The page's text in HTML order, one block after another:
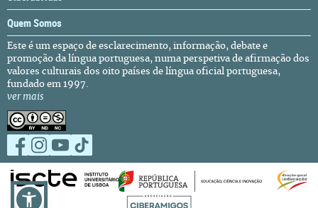
Quem Somos
Este é um espaço de esclarecimento, informação, debate e
promoção da língua portuguesa, numa perspetiva de afirmação dos
valores culturais dos oito países de língua oficial portuguesa,
fundado em 1997.
ver mais